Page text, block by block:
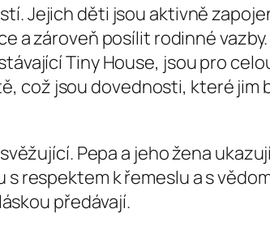
Jejich děti jsou aktivně
a zároveň posílit rodinné
Tiny House, jsou pro
což jsou dovednosti, které jim
Pepa a jeho žena
respektem k řemeslu a s
předávají.